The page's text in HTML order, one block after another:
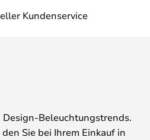
Kundenservice
Design-Beleuchtungstrends.
den Sie bei Ihrem Einkauf in